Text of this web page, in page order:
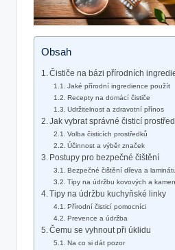
Obsah
Čističe na bázi přírodních
Jaké přírodní ingredience použít
Recepty na domácí čističe
Udržitelnost a zdravotní přínos
Jak vybrat správné čisticí
Volba čisticích prostředků
Účinnost a výběr značek
Postupy pro bezpečné čištění
Bezpečné čištění dřeva a
Tipy na údržbu kovových a
Tipy na údržbu kuchyňské linky
Přírodní čisticí pomocníci
Prevence a údržba
Čemu se vyhnout při úklidu
Na co si dát pozor